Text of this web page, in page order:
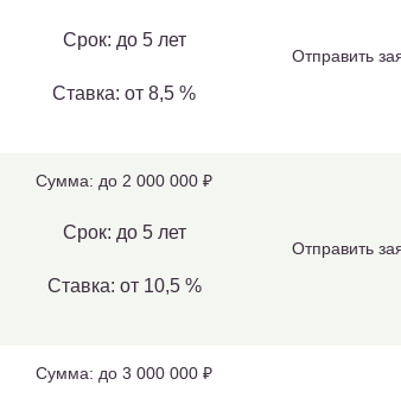
Срок: до 5 лет
Ставка: от 8,5 %
Отправить
Сумма: до 2 000 000 ₽
Срок: до 5 лет
Ставка: от 10,5 %
Отправить
Сумма: до 3 000 000 ₽